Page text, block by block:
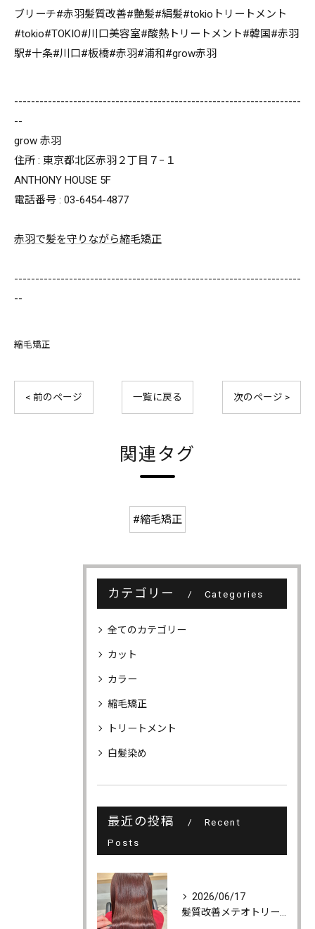
ブリーチ#赤羽髪質改善#艶髪#絹髪#tokioトリートメント
#tokio#TOKIO#川口美容室#酸熱トリートメント#韓国#赤羽
駅#十条#川口#板橋#赤羽#浦和#grow赤羽
--------------------------------------------------------------------
--
grow 赤羽
住所 : 東京都北区赤羽２丁目７−１
ANTHONY HOUSE 5F
電話番号 : 03-6454-4877
赤羽で髪を守りながら縮毛矯正
--------------------------------------------------------------------
--
縮毛矯正
< 前のページ 一覧に戻る 次のページ >
関連タグ
#縮毛矯正
カテゴリー Categories
全てのカテゴリー
カット
カラー
縮毛矯正
トリートメント
白髪染め
最近の投稿
Recent
Posts
2026/06/17